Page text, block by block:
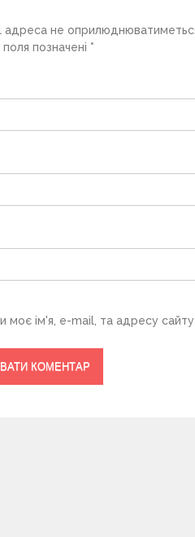
адреса не
поля позначені *
моє ім'я, e-mail, та адресу